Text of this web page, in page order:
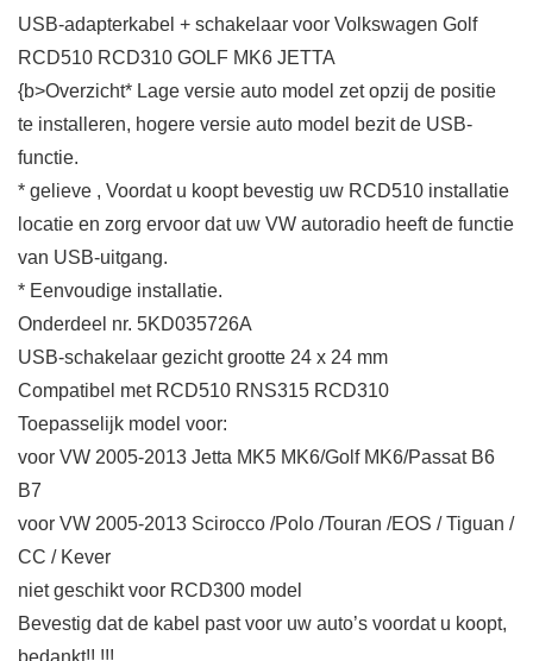
USB-adapterkabel + schakelaar voor Volkswagen Golf
RCD510 RCD310 GOLF MK6 JETTA
{b>Overzicht* Lage versie auto model zet opzij de positie
te installeren, hogere versie auto model bezit de USB-
functie.
* gelieve , Voordat u koopt bevestig uw RCD510 installatie
locatie en zorg ervoor dat uw VW autoradio heeft de functie
van USB-uitgang.
* Eenvoudige installatie.
Onderdeel nr. 5KD035726A
USB-schakelaar gezicht grootte 24 x 24 mm
Compatibel met RCD510 RNS315 RCD310
Toepasselijk model voor:
voor VW 2005-2013 Jetta MK5 MK6/Golf MK6/Passat B6
B7
voor VW 2005-2013 Scirocco /Polo /Touran /EOS / Tiguan /
CC / Kever
niet geschikt voor RCD300 model
Bevestig dat de kabel past voor uw auto’s voordat u koopt,